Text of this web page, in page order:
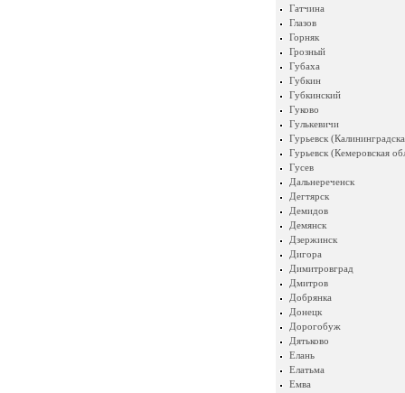
Гатчина
Глазов
Горняк
Грозный
Губаха
Губкин
Губкинский
Гуково
Гулькевичи
Гурьевск
Гурьевск (Кемеровская
Гусев
Дальнереченск
Дегтярск
Демидов
Демянск
Дзержинск
Дигора
Димитровград
Дмитров
Добрянка
Донецк
Дорогобуж
Дятьково
Елань
Елатьма
Емва